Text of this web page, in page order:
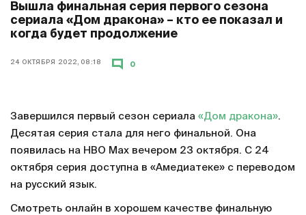
Вышла финальная серия первого сезона
сериала «Дом дракона» – кто ее показал и
когда будет продолжение
24 ОКТЯБРЯ 2022, 08:18 0
Завершился первый сезон сериала «Дом дракона».
Десятая серия стала для него финальной. Она
появилась на HBO Max вечером 23 октября. С 24
октября серия доступна в «Амедиатеке» с переводом
на русский язык.
Смотреть онлайн в хорошем качестве финальную